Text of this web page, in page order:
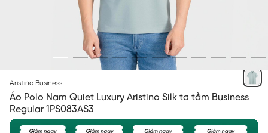
Aristino Business
Áo Polo Nam Quiet Luxury Aristino Silk tơ tằm Business
Regular 1PS083AS3